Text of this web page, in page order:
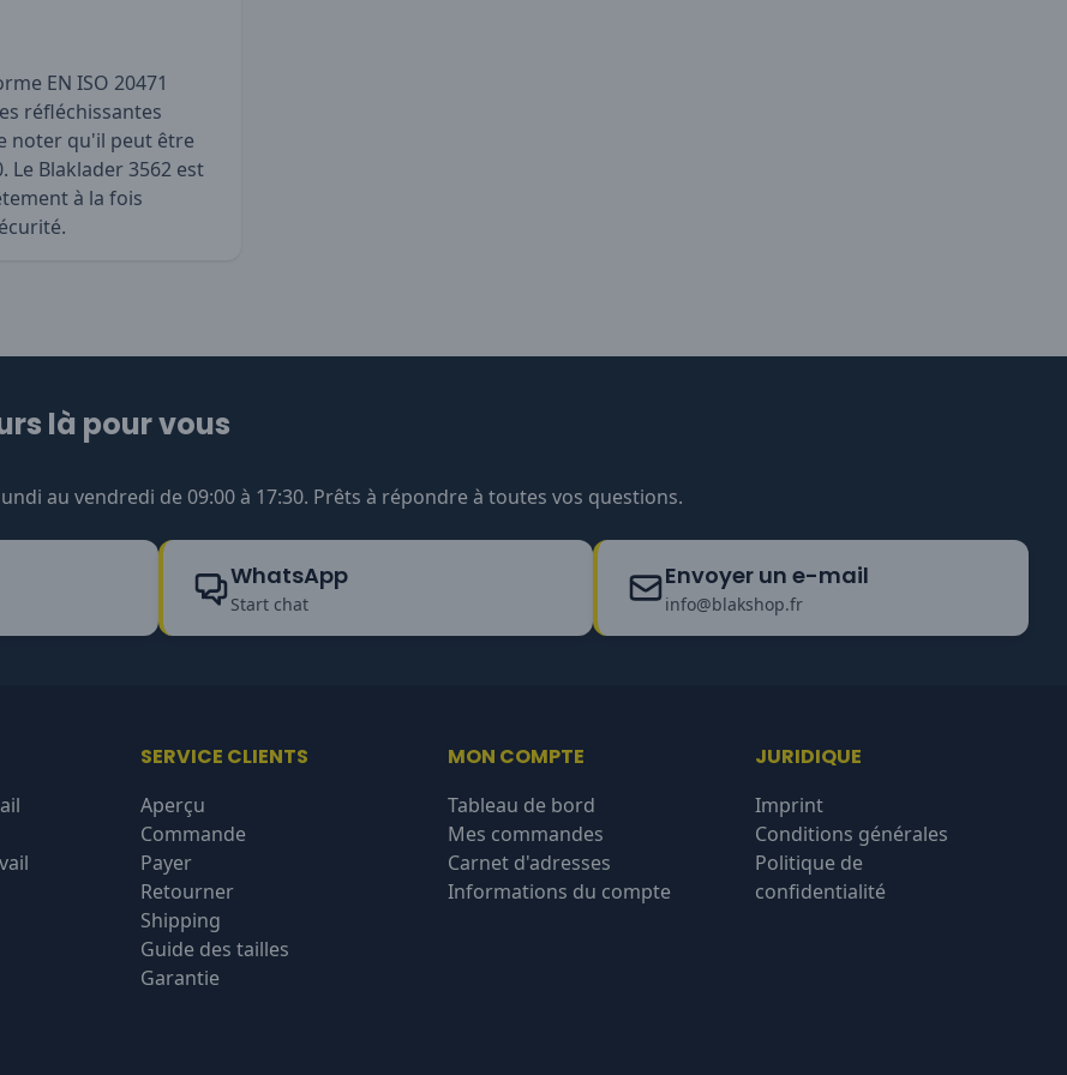
EN ISO 20471
réfléchissantes
noter qu'il peut être
Le Blaklader 3562 est
à la fois
là pour vous
au vendredi de 09:00 à 17:30. Prêts à répondre à toutes vos questions.
WhatsApp
Start chat
Envoyer un e-mail
info@blakshop.fr
SERVICE CLIENTS
Aperçu
Commande
Payer
Retourner
Shipping
Guide des tailles
Garantie
MON COMPTE
Tableau de bord
Mes commandes
Carnet d'adresses
Informations du compte
JURIDIQUE
Imprint
Conditions générales
Politique de
confidentialité